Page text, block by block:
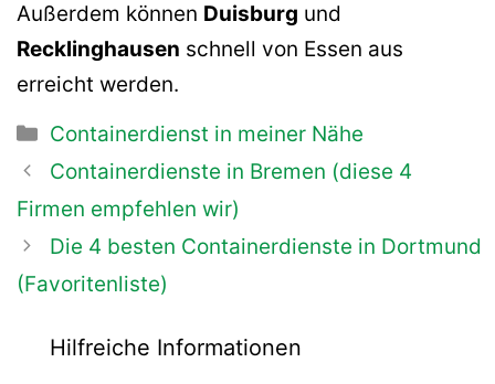
Außerdem können Duisburg und
Recklinghausen schnell von Essen aus
erreicht werden.
Kategorien
Containerdienst in meiner Nähe
Beitrags-
Navigation
Containerdienste in Bremen (diese 4
Firmen empfehlen wir)
Die 4 besten Containerdienste in Dortmund
(Favoritenliste)
Hilfreiche Informationen